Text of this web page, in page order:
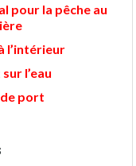
pour la pêche au
l’intérieur
l’eau
port